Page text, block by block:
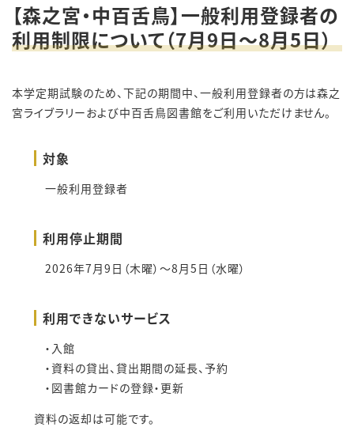
【森之宮・中百舌鳥】一般利用登録者の
利用制限について（7月9日～8月5日）
本学定期試験のため、下記の期間中、一般利用登録者の方は森之
宮ライブラリーおよび中百舌鳥図書館をご利用いただけません。
対象
一般利用登録者
利用停止期間
2026年7月9日（木曜）～8月5日（水曜）
利用できないサービス
・入館
・資料の貸出、貸出期間の延長、予約
・図書館カードの登録・更新
資料の返却は可能です。